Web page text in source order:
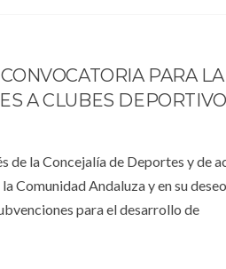
PARA
A CLUBES
de la Concejalía de Deportes y de
Comunidad Andaluza y en su
para el desarrollo de